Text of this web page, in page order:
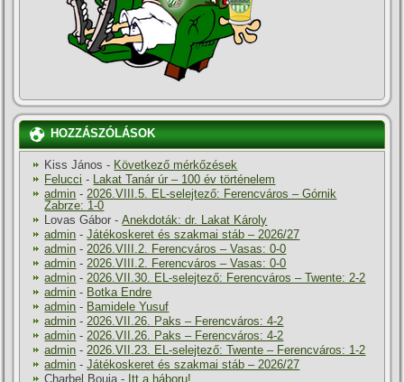
HOZZÁSZÓLÁSOK
Kiss János - Következő mérkőzések
Felucci - Lakat Tanár úr – 100 év történelem
admin -2026.VIII.5. EL-selejtező: Ferencváros – Górnik
Zabrze: 1-0
Lovas Gábor -Anekdoták: dr. Lakat Károly
admin -Játékoskeret és szakmai stáb – 2026/27
admin -2026.VIII.2. Ferencváros – Vasas: 0-0
admin -2026.VIII.2. Ferencváros – Vasas: 0-0
admin -2026.VII.30. EL-selejtező: Ferencváros – Twente: 2-2
admin - Botka Endre
admin - Bamidele Yusuf
admin -2026.VII.26. Paks – Ferencváros: 4-2
admin -2026.VII.26. Paks – Ferencváros: 4-2
admin -2026.VII.23. EL-selejtező: Twente – Ferencváros: 1-2
admin -Játékoskeret és szakmai stáb – 2026/27
Charbel Bouja - Itt a háboru!